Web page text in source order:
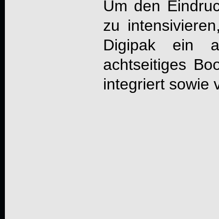
Um den
zu
Digipak ein
achtseitiges
integriert sowie